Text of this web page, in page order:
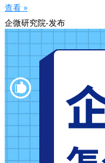
查看 »
企微研究院-发布